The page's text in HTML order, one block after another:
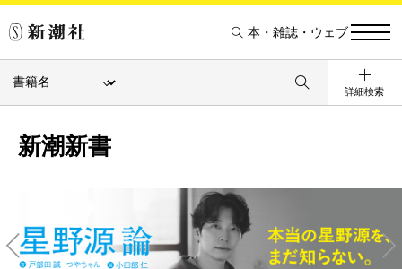
本・雑誌・ウェブ
詳細検索
新潮新書